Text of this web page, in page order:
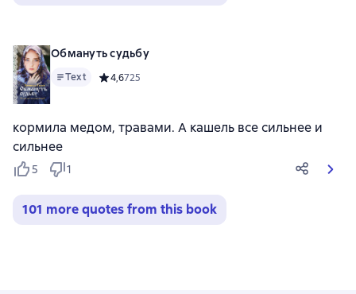
Обмануть судьбу
Text Средний рейтинг 4,6 на основе 725 оценок
4,6725
кормила медом, травами. А кашель все сильнее и
сильнее
5 1
101 more quotes from this book